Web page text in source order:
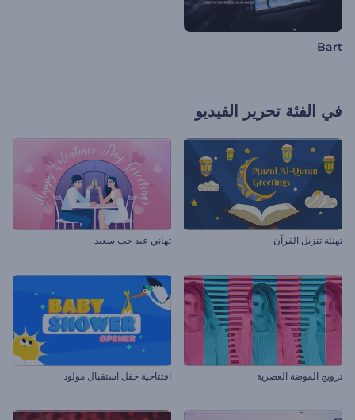
Bart
في الفئة تحرير الفيديو
تهنئة تنزيل القرآن تهاني عيد حب سعيد
ترويج الموضة العصرية افتتاحية حفل استقبال مولود